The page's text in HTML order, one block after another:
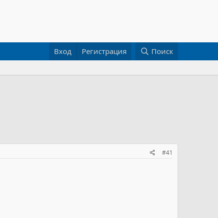
Вход Регистрация Поиск
#41